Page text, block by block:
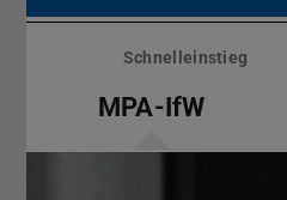
Menü
überspringenSchnelleinstieg
MPA-IfW